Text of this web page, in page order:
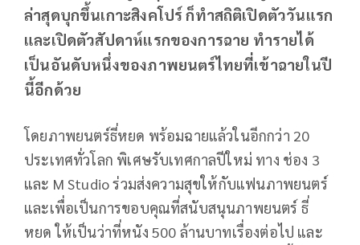
ล่าสุดบุกขึ้นเกาะสิงคโปร์ ก็ทำสถิติเปิดตัววันแรก
และเปิดตัวสัปดาห์แรกของการฉาย ทำรายได้
เป็นอันดับหนึ่งของภาพยนตร์ไทยที่เข้าฉายในปี
นี้อีกด้วย
โดยภาพยนตร์ธี่หยด พร้อมฉายแล้วในอีกกว่า 20
ประเทศทั่วโลก พิเศษรับเทศกาลปีใหม่ ทาง ช่อง 3
และ M Studio ร่วมส่งความสุขให้กับแฟนภาพยนตร์
และเพื่อเป็นการขอบคุณที่สนับสนุนภาพยนตร์ ธี่
หยด ให้เป็นว่าที่หนัง 500 ล้านบาทเรื่องต่อไป และ